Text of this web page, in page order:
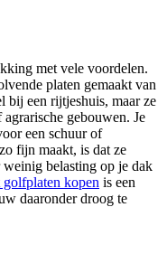
met vele voordelen.
platen gemaakt van
bij een rijtjeshuis, maar ze
gebouwen. Je
een schuur of
fijn maakt, is dat ze
belasting op je dak
kopen is een
daaronder droog te